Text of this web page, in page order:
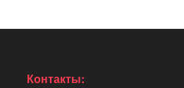
Контакты: